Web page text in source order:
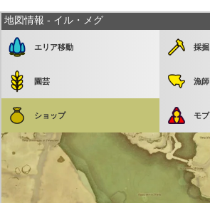
地図情報 - イル・メグ
エリア移動 採掘
園芸 漁師
ショップ モブ